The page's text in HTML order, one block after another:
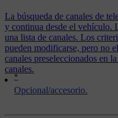
*
Opcional/accesorio.
La búsqueda de canales de
y continua desde el vehículo.
una lista de canales. Los
pueden modificarse, pero no
canales preseleccionados en
canales.